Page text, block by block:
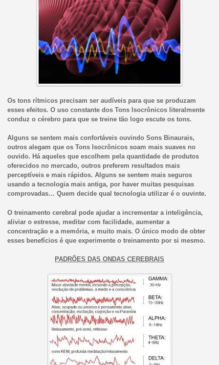
Os tons rítmicos precisam ser audíveis para que se produzam
esses efeitos. O uso constante dos Tons Isocrônicos literalmente
conduz o cérebro para que se treine tão logo escute os tons.
Alguns se sentem mais confortáveis ouvindo Sons Binaurais,
outros alegam que os Tons Isocrônicos soam mais suaves no
ouvido. Há aqueles que escolhem pela quantidade de produtos
oferecidos no mercado, outros preferem resultados mais
perceptíveis e mais rápidos. Alguns se sentem mais seguros
usando a tecnologia mais antiga, por haver muitas pesquisas
comprovadas… Quem decide qual tecnologia utilizar é o ouvinte.
O treinamento cerebral pode ajudar a incrementar a inteligência,
aliviar o estresse, meditar com facilidade, aumentar a
concentração e a memória, e muito mais. O único modo de obter
esses benefícios é que experimente o treinamento por si mesmo.
PADRÕES DAS ONDAS CEREBRAIS